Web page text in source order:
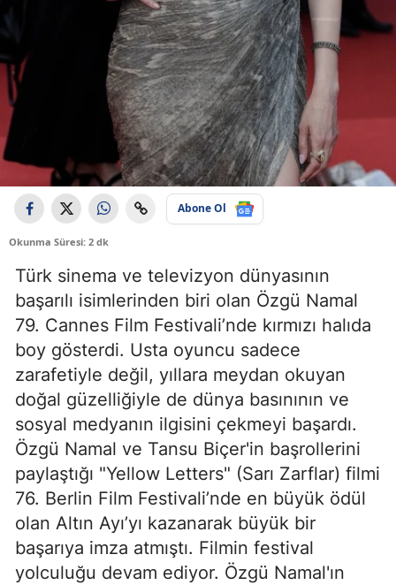
Abone Ol
Okunma Süresi: 2 dk
Türk sinema ve televizyon dünyasının
başarılı isimlerinden biri olan Özgü Namal
79. Cannes Film Festivali’nde kırmızı halıda
boy gösterdi. Usta oyuncu sadece
zarafetiyle değil, yıllara meydan okuyan
doğal güzelliğiyle de dünya basınının ve
sosyal medyanın ilgisini çekmeyi başardı.
Özgü Namal ve Tansu Biçer'in başrollerini
paylaştığı "Yellow Letters" (Sarı Zarflar) filmi
76. Berlin Film Festivali’nde en büyük ödül
olan Altın Ayı’yı kazanarak büyük bir
başarıya imza atmıştı. Filmin festival
yolculuğu devam ediyor. Özgü Namal'ın